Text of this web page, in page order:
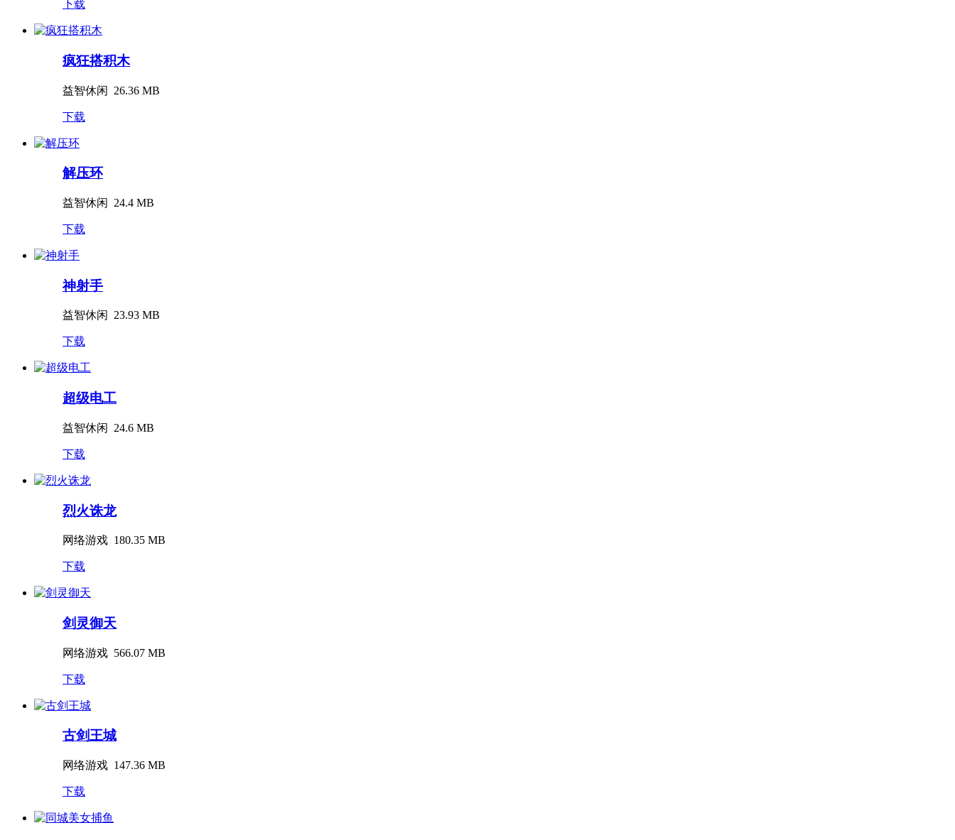
下载
疯狂搭积木
益智休闲 26.36 MB
下载
解压环
益智休闲 24.4 MB
下载
神射手
益智休闲 23.93 MB
下载
超级电工
益智休闲 24.6 MB
下载
烈火诛龙
网络游戏 180.35 MB
下载
剑灵御天
网络游戏 566.07 MB
下载
古剑王城
网络游戏 147.36 MB
下载